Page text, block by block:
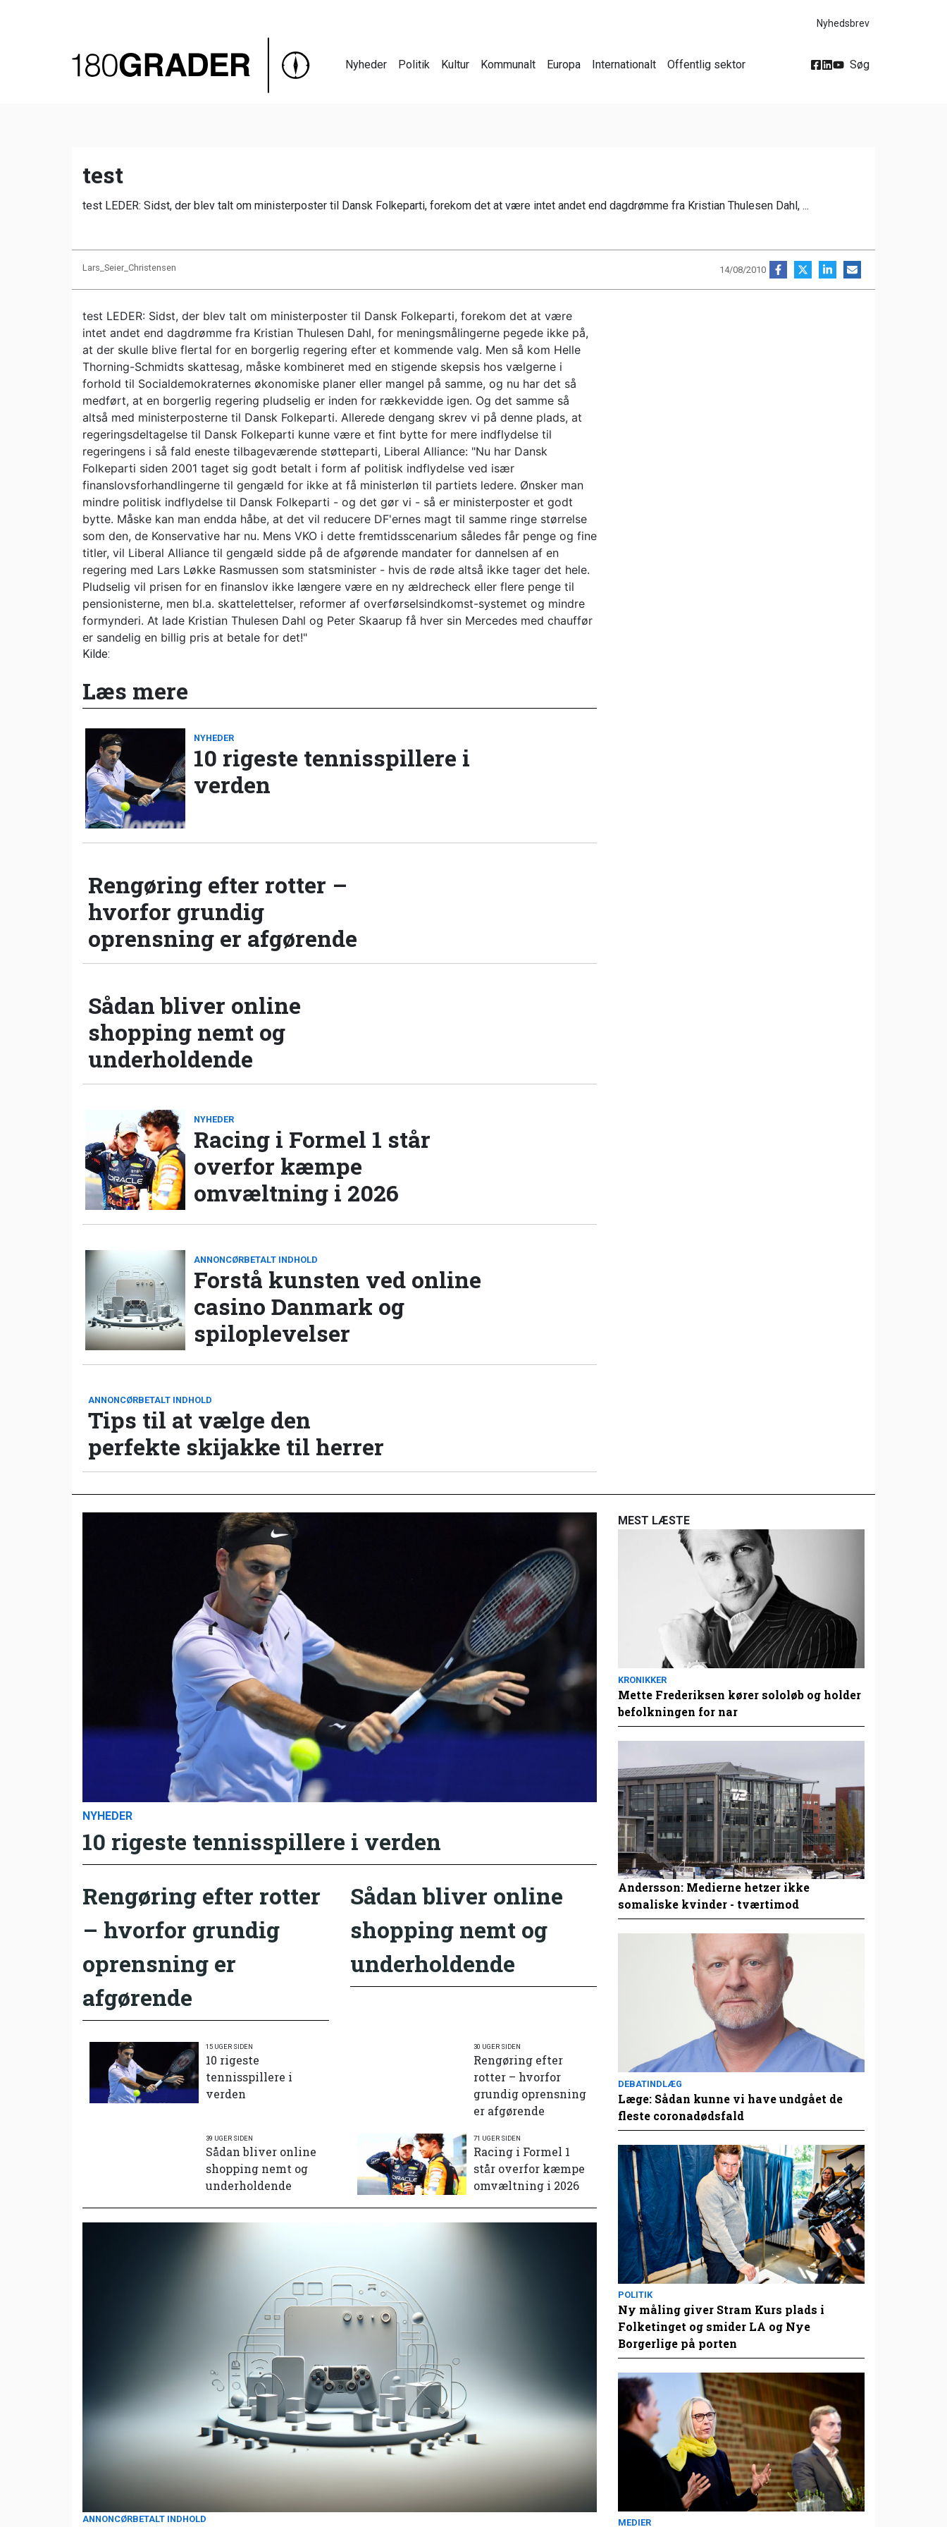
Nyhedsbrev
Nyheder Politik Kultur Kommunalt Europa Internationalt Offentlig sektor Søg
test
test LEDER: Sidst, der blev talt om ministerposter til Dansk Folkeparti, forekom det at være intet andet end dagdrømme fra Kristian Thulesen Dahl, ...
Lars_Seier_Christensen 14/08/2010
test LEDER: Sidst, der blev talt om ministerposter til Dansk Folkeparti, forekom det at være
intet andet end dagdrømme fra Kristian Thulesen Dahl, for meningsmålingerne pegede ikke på,
at der skulle blive flertal for en borgerlig regering efter et kommende valg. Men så kom Helle
Thorning-Schmidts skattesag, måske kombineret med en stigende skepsis hos vælgerne i
forhold til Socialdemokraternes økonomiske planer eller mangel på samme, og nu har det så
medført, at en borgerlig regering pludselig er inden for rækkevidde igen. Og det samme så
altså med ministerposterne til Dansk Folkeparti. Allerede dengang skrev vi på denne plads, at
regeringsdeltagelse til Dansk Folkeparti kunne være et fint bytte for mere indflydelse til
regeringens i så fald eneste tilbageværende støtteparti, Liberal Alliance: "Nu har Dansk
Folkeparti siden 2001 taget sig godt betalt i form af politisk indflydelse ved især
finanslovsforhandlingerne til gengæld for ikke at få ministerløn til partiets ledere. Ønsker man
mindre politisk indflydelse til Dansk Folkeparti - og det gør vi - så er ministerposter et godt
bytte. Måske kan man endda håbe, at det vil reducere DF'ernes magt til samme ringe størrelse
som den, de Konservative har nu. Mens VKO i dette fremtidsscenarium således får penge og fine
titler, vil Liberal Alliance til gengæld sidde på de afgørende mandater for dannelsen af en
regering med Lars Løkke Rasmussen som statsminister - hvis de røde altså ikke tager det hele.
Pludselig vil prisen for en finanslov ikke længere være en ny ældrecheck eller flere penge til
pensionisterne, men bl.a. skattelettelser, reformer af overførselsindkomst-systemet og mindre
formynderi. At lade Kristian Thulesen Dahl og Peter Skaarup få hver sin Mercedes med chauffør
er sandelig en billig pris at betale for det!"
Kilde:
Læs mere
NYHEDER
10 rigeste tennisspillere i
verden
Rengøring efter rotter –
hvorfor grundig
oprensning er afgørende
Sådan bliver online
shopping nemt og
underholdende
NYHEDER
Racing i Formel 1 står
overfor kæmpe
omvæltning i 2026
ANNONCØRBETALT INDHOLD
Forstå kunsten ved online
casino Danmark og
spiloplevelser
ANNONCØRBETALT INDHOLD
Tips til at vælge den
perfekte skijakke til herrer
NYHEDER
10 rigeste tennisspillere i verden
Rengøring efter rotter
– hvorfor grundig
oprensning er
afgørende
Sådan bliver online
shopping nemt og
underholdende
15 UGER SIDEN
10 rigeste
tennisspillere i
verden
30 UGER SIDEN
Rengøring efter
rotter – hvorfor
grundig oprensning
er afgørende
39 UGER SIDEN
Sådan bliver online
shopping nemt og
underholdende
71 UGER SIDEN
Racing i Formel 1
står overfor kæmpe
omvæltning i 2026
ANNONCØRBETALT INDHOLD
MEST LÆSTE
KRONIKKER
Mette Frederiksen kører sololøb og holder
befolkningen for nar
Andersson: Medierne hetzer ikke
somaliske kvinder - tværtimod
DEBATINDLÆG
Læge: Sådan kunne vi have undgået de
fleste coronadødsfald
POLITIK
Ny måling giver Stram Kurs plads i
Folketinget og smider LA og Nye
Borgerlige på porten
MEDIER